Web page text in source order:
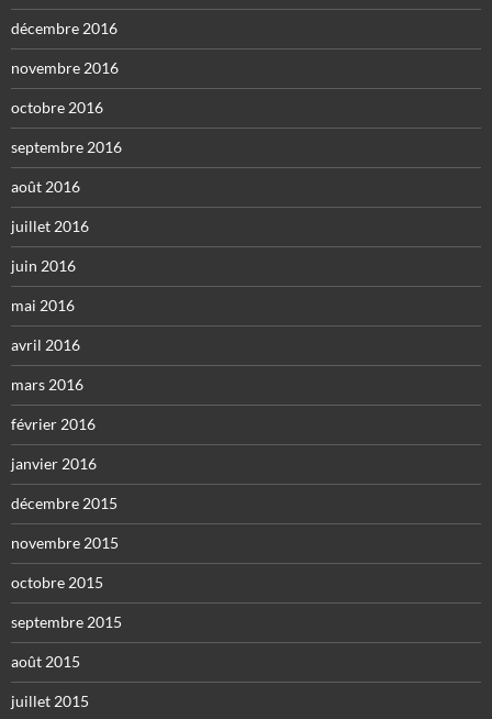
décembre 2016
novembre 2016
octobre 2016
septembre 2016
août 2016
juillet 2016
juin 2016
mai 2016
avril 2016
mars 2016
février 2016
janvier 2016
décembre 2015
novembre 2015
octobre 2015
septembre 2015
août 2015
juillet 2015